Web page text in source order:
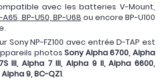
avec les batteries V-Mount,
A65, BP-U50, BP-U68 ou encore BP-U100
NP-FZ100 avec entrée D-TAP est
photosSony Alpha 6700, Alpha
III, Alpha 7 III, Alpha 9 II, Alpha 6600,
9, BC-QZ1.